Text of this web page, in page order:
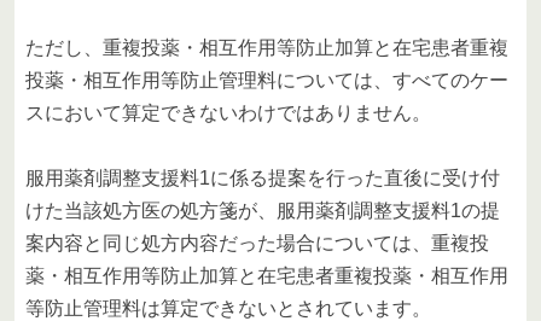
ただし、重複投薬・相互作用等防止加算と在宅患者重複
投薬・相互作用等防止管理料については、すべてのケー
スにおいて算定できないわけではありません。
服用薬剤調整支援料1に係る提案を行った直後に受け付
けた当該処方医の処方箋が、服用薬剤調整支援料1の提
案内容と同じ処方内容だった場合については、重複投
薬・相互作用等防止加算と在宅患者重複投薬・相互作用
等防止管理料は算定できないとされています。